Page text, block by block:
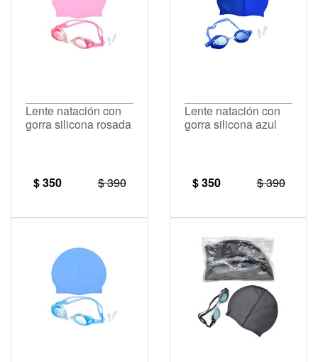
Lente natación con
gorra silicona rosada
$ 350 $ 390
Lente natación con
gorra silicona azul
$ 350 $ 390